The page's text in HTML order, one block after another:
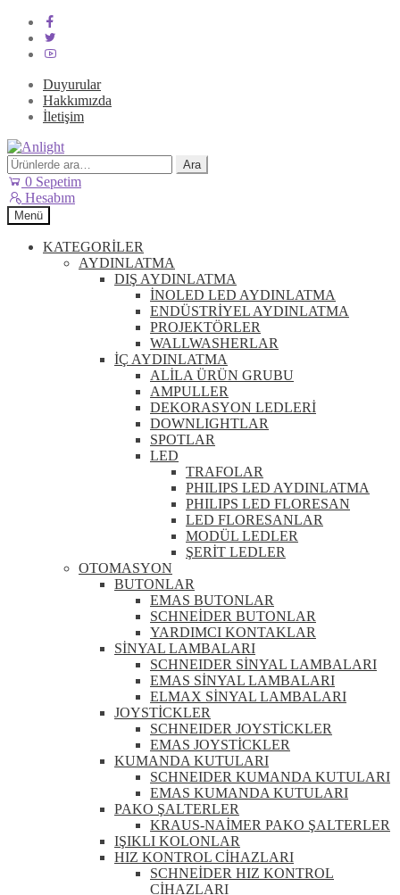
Duyurular
Hakkımızda
İletişim
Dolaşıma
geç
İçeriğe
geç
Ara: Ara
0 Sepetim
Hesabım
Menü
KATEGORİLER
AYDINLATMA
DIŞ AYDINLATMA
İNOLED LED AYDINLATMA
ENDÜSTRİYEL AYDINLATMA
PROJEKTÖRLER
WALLWASHERLAR
İÇ AYDINLATMA
ALİLA ÜRÜN GRUBU
AMPULLER
DEKORASYON LEDLERİ
DOWNLIGHTLAR
SPOTLAR
LED
TRAFOLAR
PHILIPS LED AYDINLATMA
PHILIPS LED FLORESAN
LED FLORESANLAR
MODÜL LEDLER
ŞERİT LEDLER
OTOMASYON
BUTONLAR
EMAS BUTONLAR
SCHNEİDER BUTONLAR
YARDIMCI KONTAKLAR
SİNYAL LAMBALARI
SCHNEIDER SİNYAL LAMBALARI
EMAS SİNYAL LAMBALARI
ELMAX SİNYAL LAMBALARI
JOYSTİCKLER
SCHNEIDER JOYSTİCKLER
EMAS JOYSTİCKLER
KUMANDA KUTULARI
SCHNEIDER KUMANDA KUTULARI
EMAS KUMANDA KUTULARI
PAKO ŞALTERLER
KRAUS-NAİMER PAKO ŞALTERLER
IŞIKLI KOLONLAR
HIZ KONTROL CİHAZLARI
SCHNEİDER HIZ KONTROL
CİHAZLARI